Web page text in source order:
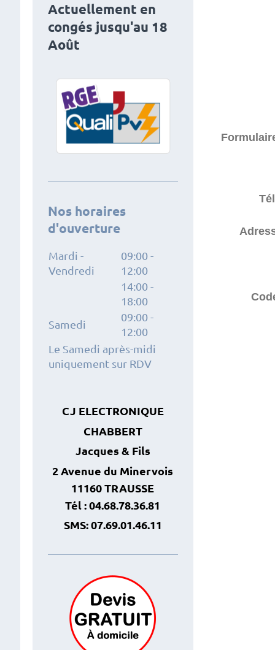
Actuellement en
congés jusqu'au 18
Août
Nos horaires
d'ouverture
Mardi -
Vendredi
09:00-
12:00
14:00-
18:00
Samedi
09:00-
12:00
Le Samedi après-midi
uniquement sur RDV
CJ ELECTRONIQUE
CHABBERT
Jacques & Fils
2 Avenue du Minervois
11160 TRAUSSE
Tél : 04.68.78.36.81
SMS: 07.69.01.46.11